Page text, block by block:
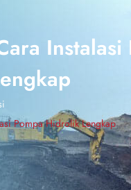
Instalasi
Pompa Hidrolik Lengkap